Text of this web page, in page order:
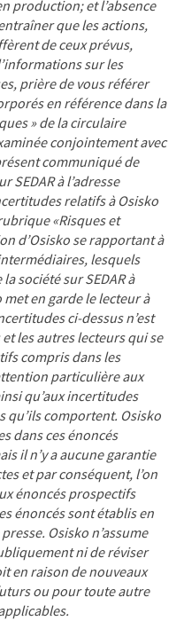
production; et l’absence
que les actions,
de ceux prévus,
sur les
prière de vous référer
en référence dans la
» de la circulaire
conjointement avec
communiqué de
à l’adresse
relatifs à Osisko
«Risques et
d’Osisko se rapportant à
lesquels
société sur SEDAR à
met en garde le lecteur à
ci-dessus n’est
les autres lecteurs qui se
compris dans les
particulière aux
qu’aux incertitudes
qu’ils comportent. Osisko
dans ces énoncés
il n’y a aucune garantie
et par conséquent, l’on
énoncés prospectifs
énoncés sont établis en
Osisko n’assume
ni de réviser
en raison de nouveaux
ou pour toute autre